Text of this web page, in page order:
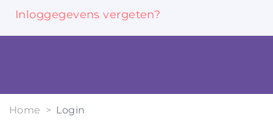
Inloggegevens vergeten?
Home Login